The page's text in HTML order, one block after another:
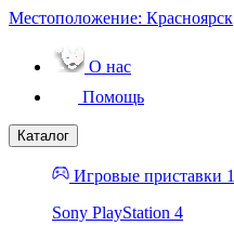
Местоположение: Красноярск
О нас
Помощь
Каталог
Игровые приставки 1
Sony PlayStation 4